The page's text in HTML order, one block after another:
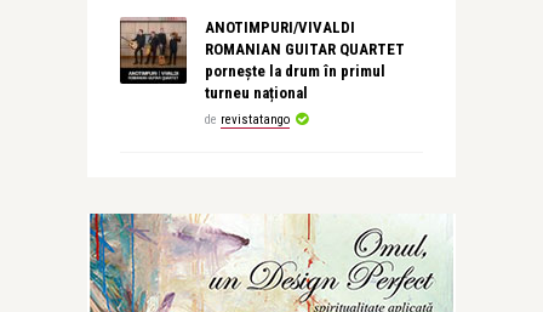
ANOTIMPURI/VIVALDI
ROMANIAN GUITAR QUARTET
pornește la drum în primul
turneu național
de revistatango